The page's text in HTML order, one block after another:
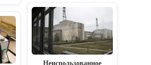
Неиспользованное